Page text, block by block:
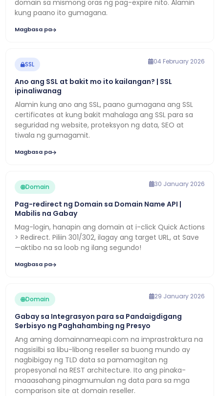
domain sa mismong oras ng pag-expire nito. Alamin
kung paano ito gumagana.
Magbasa pa
SSL 04 February 2026
Ano ang SSL at bakit mo ito kailangan? | SSL
ipinaliwanag
Alamin kung ano ang SSL, paano gumagana ang SSL
certificates at kung bakit mahalaga ang SSL para sa
seguridad ng website, proteksyon ng data, SEO at
tiwala ng gumagamit.
Magbasa pa
Domain 30 January 2026
Pag-redirect ng Domain sa Domain Name API |
Mabilis na Gabay
Mag-login, hanapin ang domain at i-click Quick Actions
> Redirect. Piliin 301/302, ilagay ang target URL, at Save
—aktibo na sa loob ng ilang segundo!
Magbasa pa
Domain 29 January 2026
Gabay sa Integrasyon para sa Pandaigdigang
Serbisyo ng Paghahambing ng Presyo
Ang aming domainnameapi.com na imprastraktura na
nagsisilbi sa libu-libong reseller sa buong mundo ay
nagbibigay ng TLD data sa pamamagitan ng
propesyonal na REST architecture. Ito ang pinaka-
maaasahang pinagmumulan ng data para sa mga
comparison site at domain reseller.